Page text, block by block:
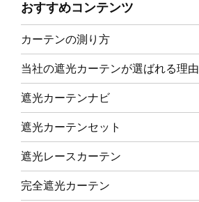
おすすめコンテンツ
カーテンの測り方
当社の遮光カーテンが選ばれる理由
遮光カーテンナビ
遮光カーテンセット
遮光レースカーテン
完全遮光カーテン